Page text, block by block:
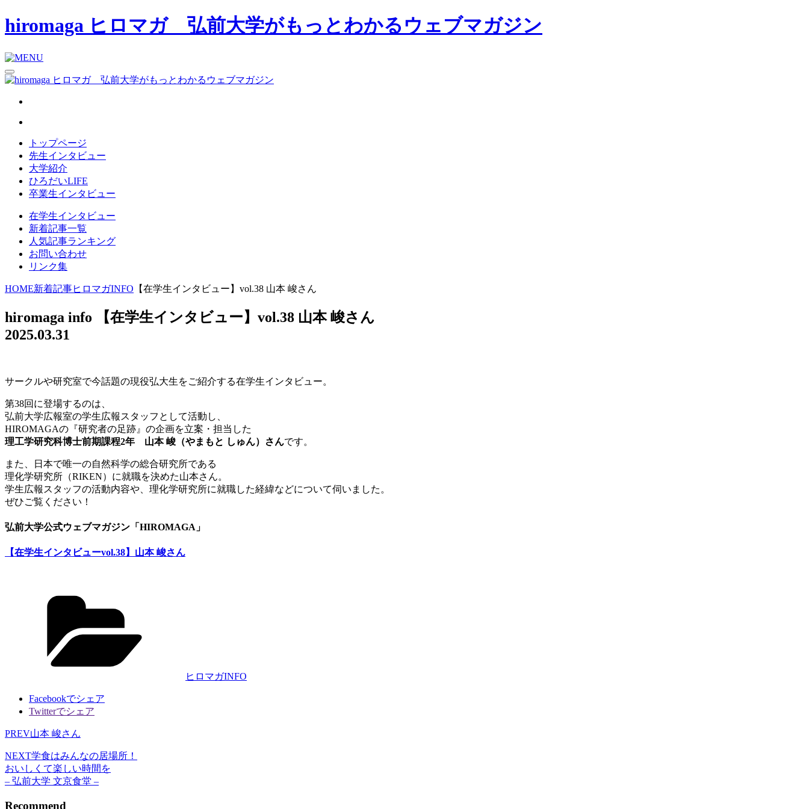
hiromaga ヒロマガ 弘前大学がもっとわかるウェブマガジン
トップページ
先生インタビュー
大学紹介
ひろだいLIFE
卒業生インタビュー
在学生インタビュー
新着記事一覧
人気記事ランキング
お問い合わせ
リンク集
HOME新着記事ヒロマガINFO 【在学生インタビュー】vol.38 山本 峻さん
hiromaga info
【在学生インタビュー】vol.38 山本 峻さん
2025.03.31
サークルや研究室で今話題の現役弘大生をご紹介する在学生インタビュー。
第38回に登場するのは、
弘前大学広報室の学生広報スタッフとして活動し、
HIROMAGAの『研究者の足跡』の企画を立案・担当した
理工学研究科博士前期課程2年 山本 峻（やまもと しゅん）さんです。
また、日本で唯一の自然科学の総合研究所である
理化学研究所（RIKEN）に就職を決めた山本さん。
学生広報スタッフの活動内容や、理化学研究所に就職した経緯などについて伺いました。
ぜひご覧ください！
弘前大学公式ウェブマガジン「HIROMAGA」
【在学生インタビューvol.38】山本 峻さん
ヒロマガINFO
Facebookでシェア
Twitterでシェア
PREV山本 峻さん
NEXT学食はみんなの居場所！
おいしくて楽しい時間を
– 弘前大学 文京食堂 –
Recommend